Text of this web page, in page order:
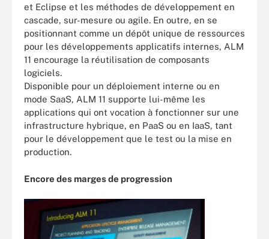
et Eclipse et les méthodes de développement en
cascade, sur-mesure ou agile. En outre, en se
positionnant comme un dépôt unique de ressources
pour les développements applicatifs internes, ALM
11 encourage la réutilisation de composants
logiciels.
Disponible pour un déploiement interne ou en
mode SaaS, ALM 11 supporte lui-même les
applications qui ont vocation à fonctionner sur une
infrastructure hybrique, en PaaS ou en IaaS, tant
pour le développement que le test ou la mise en
production.
Encore des marges de progression